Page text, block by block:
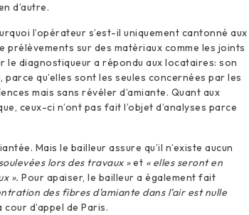
d’autre.
l’opérateur s’est-il uniquement cantonné aux
prélèvements sur des matériaux comme les joints
diagnostiqueur a répondu aux locataires: son
qu’elles sont les seules concernées par les
mais sans révéler d’amiante. Quant aux
ceux-ci n’ont pas fait l’objet d’analyses parce
Mais le bailleur assure qu’il n’existe aucun
lors des travaux »et « elles seront en
». Pour apaiser, le bailleur a également fait
des fibres d’amiante dans l’air est nulle
cour d’appel de Paris.